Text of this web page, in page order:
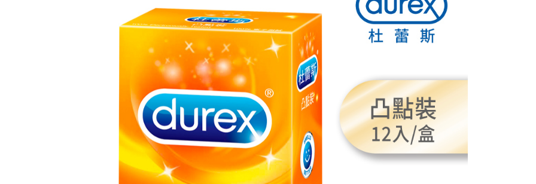
３．收到繳費通知簡訊後14天內，點擊此簡訊中的連結，可透過四大超商
／ATM／網路銀行／等多元方式進行付款，方視為交易完成。
※ 請注意：結帳手續完成當下不需立刻繳費，但若您需要取消訂單，請聯
絡購買商品的店家。未經商家同意取消之訂單仍視為有效，需透過AFTEE
先享後付繳納相關費用。
※ 交易是否成功請以「AFTEE先享後付 」之結帳頁面顯示為準，若有關於
是否繳費成功／繳費後需取消欲退款等相關疑問，請聯繫「AFTEE先享後
付客戶支援中心」
https://netprotections.freshdesk.com/support/home
【注意事項】
１．透過由恩沛科技股份有限公司提供之「AFTEE先享後付」服務完成之
交易，需依本服務之必要範圍內提供個人資料，並將交易相關給付款項請
求債權轉讓予恩沛科技股份有限公司。
２．關於個人資料處理事宜，請瀏覽以下網址：
https://aftee.tw/terms/#terms3
３．未成年的使用者請事先徵得法定代理人或監護人之同意方可使用
「AFTEE先享後付」，若未經同意申辦者引起之損失，本公司不負相關責
每筆NT$80，滿NT$999(含以上)免運費
7-11取貨付款
每筆NT$80，滿NT$999(含以上)免運費
先付款後7-11取貨
每筆NT$80，滿NT$999(含以上)免運費
宅配
每筆NT$90，滿NT$999(含以上)免運費